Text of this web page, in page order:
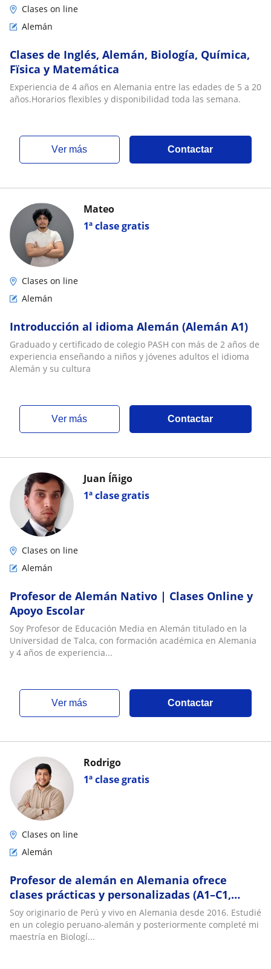
Clases on line
Alemán
Clases de Inglés, Alemán, Biología, Química,
Fïsica y Matemática
Experiencia de 4 años en Alemania entre las edades de 5 a 20
años.Horarios flexibles y disponibilidad toda las semana.
ver más Contactar
1ª clase gratis
Mateo
Clases on line
Alemán
Introducción al idioma Alemán (Alemán A1)
Graduado y certificado de colegio PASH con más de 2 años de
experiencia enseñando a niños y jóvenes adultos el idioma
Alemán y su cultura
ver más Contactar
1ª clase gratis
Juan Íñigo
Clases on line
Alemán
Profesor de Alemán Nativo | Clases Online y
Apoyo Escolar
Soy Profesor de Educación Media en Alemán titulado en la
Universidad de Talca, con formación académica en Alemania
y 4 años de experiencia...
ver más Contactar
1ª clase gratis
Rodrigo
Clases on line
Alemán
Profesor de alemán en Alemania ofrece
clases prácticas y personalizadas (A1–C1,
TestDaF, Goethe-Zertifikat)
Soy originario de Perú y vivo en Alemania desde 2016. Estudié
en un colegio peruano-alemán y posteriormente completé mi
maestría en Biologí...